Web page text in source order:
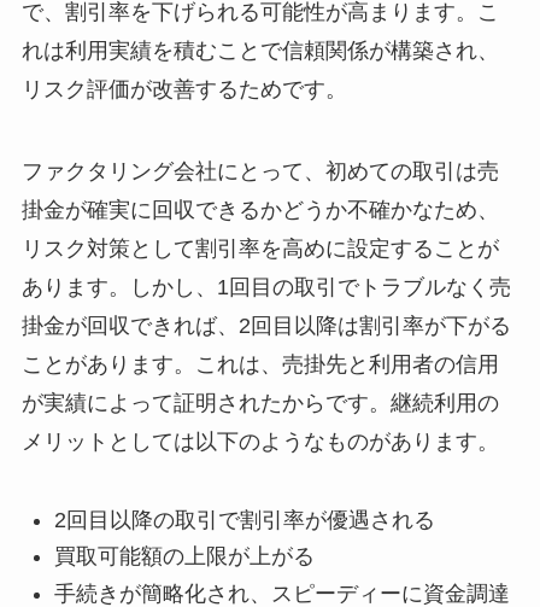
で、割引率を下げられる可能性が高まります。こ
れは利用実績を積むことで信頼関係が構築され、
リスク評価が改善するためです。
ファクタリング会社にとって、初めての取引は売
掛金が確実に回収できるかどうか不確かなため、
リスク対策として割引率を高めに設定することが
あります。しかし、1回目の取引でトラブルなく売
掛金が回収できれば、2回目以降は割引率が下がる
ことがあります。これは、売掛先と利用者の信用
が実績によって証明されたからです。継続利用の
メリットとしては以下のようなものがあります。
2回目以降の取引で割引率が優遇される
買取可能額の上限が上がる
手続きが簡略化され、スピーディーに資金調達